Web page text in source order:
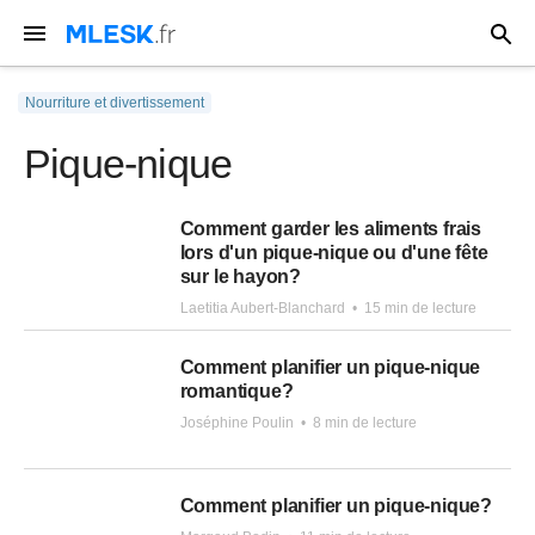
Nourriture et divertissement
Pique-nique
Comment garder les aliments frais
lors d'un pique-nique ou d'une fête
sur le hayon?
Laetitia Aubert-Blanchard • 15 min de lecture
Comment planifier un pique-nique
romantique?
Joséphine Poulin • 8 min de lecture
Comment planifier un pique-nique?